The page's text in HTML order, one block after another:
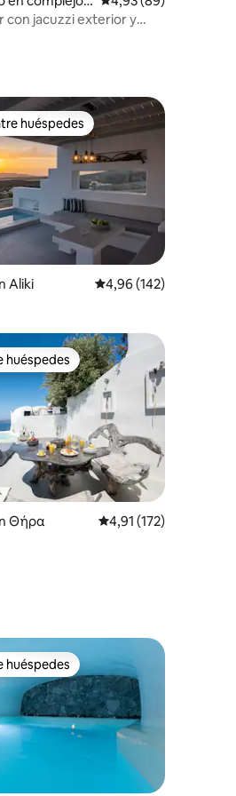
con jacuzzi exterior y
5. 152 evaluaciones
los huéspedes más destacados
huéspedes
Aliki Calificación promedio:
4,96 (142)
5. 166 evaluaciones
huéspedes
huéspedes
Θήρα Calificación promedio:
4,91 (172)
huéspedes
huéspedes